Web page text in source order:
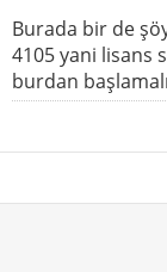
Burada bir de
4105 yani lisans
burdan